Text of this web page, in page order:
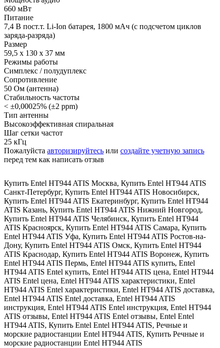
660 мВт
Питание
7,4 В пост.т. Li-Ion батарея, 1800 мАч (с подсчетом циклов
заряда-разряда)
Размер
59,5 х 130 х 37 мм
Режимы работы
Симплекс / полудуплекс
Сопротивление
50 Ом (антенна)
Стабильность частоты
< ±0,00025% (±2 ppm)
Тип антенны
Высокоэффективная спиральная
Шаг сетки частот
25 кГц
Пожалуйста авторизируйтесь или создайте учетную запись
перед тем как написать отзыв
Купить Entel HT944 ATIS Москва, Купить Entel HT944 ATIS
Санкт-Петербург, Купить Entel HT944 ATIS Новосибирск,
Купить Entel HT944 ATIS Екатеринбург, Купить Entel HT944
ATIS Казань, Купить Entel HT944 ATIS Нижний Новгород,
Купить Entel HT944 ATIS Челябинск, Купить Entel HT944
ATIS Красноярск, Купить Entel HT944 ATIS Самара, Купить
Entel HT944 ATIS Уфа, Купить Entel HT944 ATIS Ростов-на-
Дону, Купить Entel HT944 ATIS Омск, Купить Entel HT944
ATIS Краснодар, Купить Entel HT944 ATIS Воронеж, Купить
Entel HT944 ATIS Пермь, Entel HT944 ATIS купить, Entel
HT944 ATIS Entel купить, Entel HT944 ATIS цена, Entel HT944
ATIS Entel цена, Entel HT944 ATIS характеристики, Entel
HT944 ATIS Entel характеристики, Entel HT944 ATIS доставка,
Entel HT944 ATIS Entel доставка, Entel HT944 ATIS
инструкция, Entel HT944 ATIS Entel инструкция, Entel HT944
ATIS отзывы, Entel HT944 ATIS Entel отзывы, Entel Entel
HT944 ATIS, Купить Entel Entel HT944 ATIS, Речные и
морские радиостанции Entel HT944 ATIS, Купить Речные и
морские радиостанции Entel HT944 ATIS